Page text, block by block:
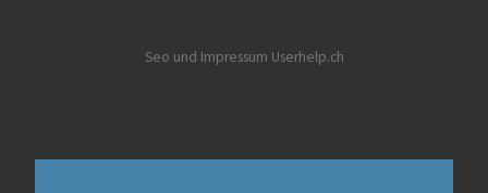
Seo und Impressum Userhelp.ch